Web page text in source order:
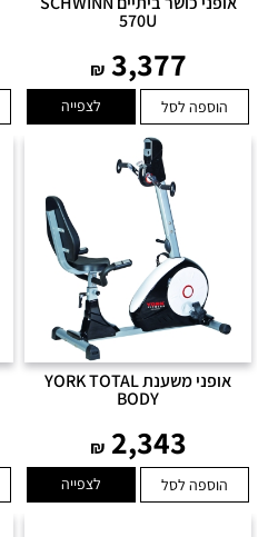
570U
3,377
₪
הוספה לסל לצפייה
אופני משענת YORK TOTAL
BODY
2,343
₪
הוספה לסל לצפייה